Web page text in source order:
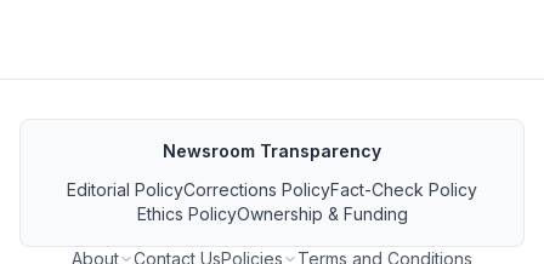
Newsroom Transparency
Editorial PolicyCorrections PolicyFact-Check Policy
Ethics PolicyOwnership & Funding
About Contact UsPolicies Terms and Conditions